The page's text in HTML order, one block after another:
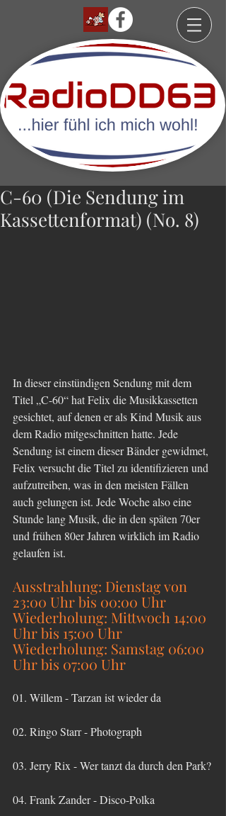
C-60 (Die Sendung im
Kassettenformat) (No. 8)
In dieser einstündigen Sendung mit dem
Titel „C-60“ hat Felix die Musikkassetten
gesichtet, auf denen er als Kind Musik aus
dem Radio mitgeschnitten hatte. Jede
Sendung ist einem dieser Bänder gewidmet,
Felix versucht die Titel zu identifizieren und
aufzutreiben, was in den meisten Fällen
auch gelungen ist. Jede Woche also eine
Stunde lang Musik, die in den späten 70er
und frühen 80er Jahren wirklich im Radio
gelaufen ist.
Ausstrahlung: Dienstag von
23:00 Uhr bis 00:00 Uhr
Wiederholung: Mittwoch 14:00
Uhr bis 15:00 Uhr
Wiederholung: Samstag 06:00
Uhr bis 07:00 Uhr
01. Willem - Tarzan ist wieder da
02. Ringo Starr - Photograph
03. Jerry Rix - Wer tanzt da durch den Park?
04. Frank Zander - Disco-Polka